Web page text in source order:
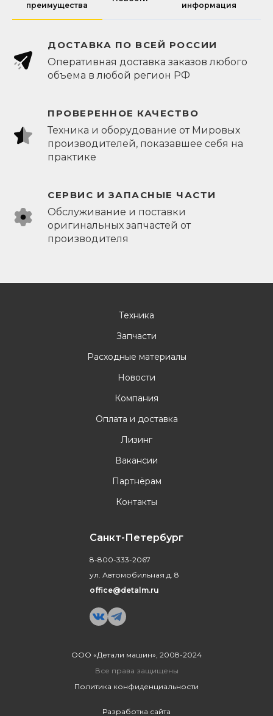
преимущества
информация
ДОСТАВКА ПО ВСЕЙ РОССИИ
Оперативная доставка заказов любого
объема в любой регион РФ
ПРОВЕРЕННОЕ КАЧЕСТВО
Техника и оборудование от Мировых
производителей, показавшее себя на
практике
СЕРВИС И ЗАПАСНЫЕ ЧАСТИ
Обслуживание и поставки
оригинальных запчастей от
производителя
ООО «Детали машин», 2008-2024
Все права защищены
Политика конфиденциальности
Разработка сайта
Техника
Запчасти
Расходные материалы
Новости
Компания
Оплата и доставка
Лизинг
Вакансии
Партнёрам
Контакты
Санкт-Петербург
8-800-333-2067
ул. Автомобильная д. 8
office@detalm.ru